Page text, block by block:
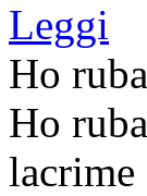
Leggi
Ho
Ho
lacrime